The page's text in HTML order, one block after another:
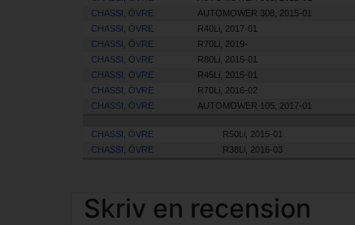
CHASSI, ÖVRE
AUTOMOWER 308, 2015-01
CHASSI, ÖVRE
R40Li, 2017-01
CHASSI, ÖVRE
R70Li, 2019-
CHASSI, ÖVRE
R80Li, 2015-01
CHASSI, ÖVRE
R45Li, 2015-01
CHASSI, ÖVRE
R70Li, 2016-02
CHASSI, ÖVRE
AUTOMOWER 105, 2017-01
CHASSI, ÖVRE R50Li, 2015-01
CHASSI, ÖVRE
R38Li, 2016-03
Skriv en recension